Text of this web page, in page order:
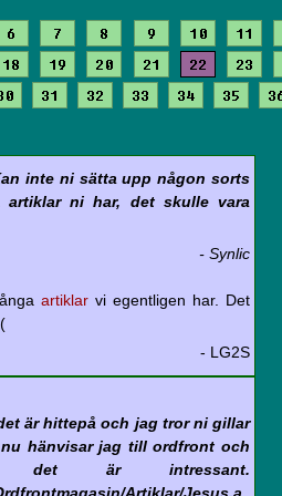
6 7 8 9 10 11
18 19 20 21 22 23
31 32 33 34 35
inte ni sätta upp någon sorts
artiklar ni har, det skulle vara
- Synlic
artiklar vi egentligen har. Det
- LG2S
är hittepå och jag tror ni gillar
hänvisar jag till ordfront och
det är intressant.